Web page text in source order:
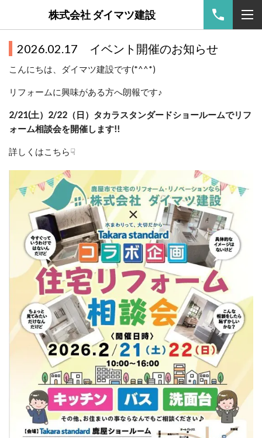
株式会社 ダイマツ建設
2026.02.17 イベント開催のお知らせ
こんにちは、ダイマツ建設です(*^^*)
リフォームに興味がある方へ朗報です♪
2/21(土）2/22（日）タカラスタンダードショールームでリフ
ォーム相談会を開催します!!
詳しくはこちら☟